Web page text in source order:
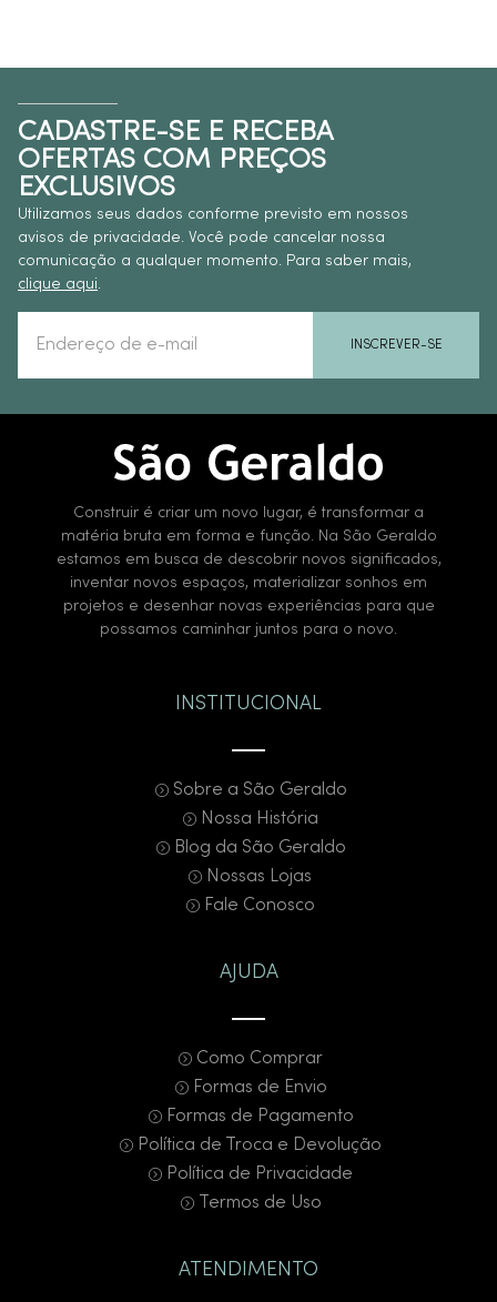
CADASTRE-SE E RECEBA
OFERTAS COM PREÇOS
EXCLUSIVOS
Utilizamos seus dados conforme previsto em nossos
avisos de privacidade. Você pode cancelar nossa
comunicação a qualquer momento. Para saber mais,
clique aqui.
INSCREVER-SE
Construir é criar um novo lugar, é transformar a
matéria bruta em forma e função. Na São Geraldo
estamos em busca de descobrir novos significados,
inventar novos espaços, materializar sonhos em
projetos e desenhar novas experiências para que
possamos caminhar juntos para o novo.
INSTITUCIONAL
Sobre a São Geraldo
Nossa História
Blog da São Geraldo
Nossas Lojas
Fale Conosco
AJUDA
Como Comprar
Formas de Envio
Formas de Pagamento
Política de Troca e Devolução
Política de Privacidade
Termos de Uso
ATENDIMENTO